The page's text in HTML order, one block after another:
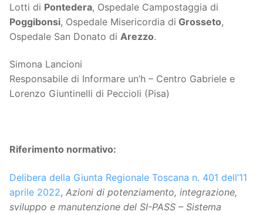
Lotti di Pontedera, Ospedale Campostaggia di
Poggibonsi, Ospedale Misericordia di Grosseto,
Ospedale San Donato di Arezzo.
Simona Lancioni
Responsabile di Informare un’h – Centro Gabriele e
Lorenzo Giuntinelli di Peccioli (Pisa)
Riferimento normativo:
Delibera della Giunta Regionale Toscana n. 401 dell’11
aprile 2022, Azioni di potenziamento, integrazione,
sviluppo e manutenzione del SI-PASS – Sistema